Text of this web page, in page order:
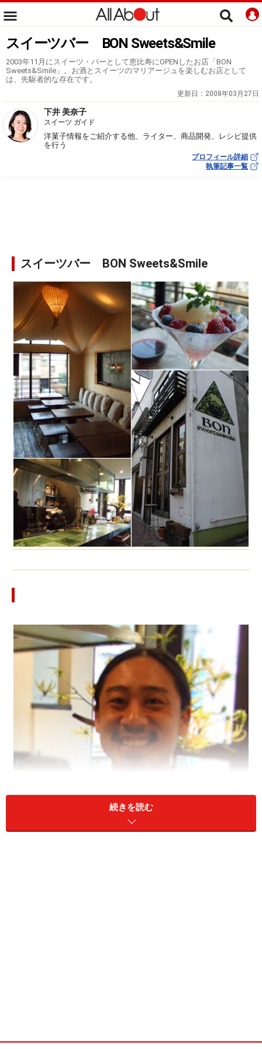
スイーツバー BON Sweets&Smile
2003年11月にスイーツ・バーとして恵比寿にOPENしたお店「BON
Sweets&Smile」。お酒とスイーツのマリアージュを楽しむお店として
は、先駆者的な存在です。
更新日： 2008年03月27日
下井 美奈子
スイーツ ガイド
洋菓子情報をご紹介する他、ライター、商品開発、レシピ提供
を行う
プロフィール詳細
執筆記事一覧
スイーツバー BON Sweets&Smile
続きを読む